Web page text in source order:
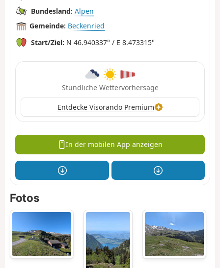
Bundesland: Alpen
Gemeinde: Beckenried
Start/Ziel: N 46.940337° / E 8.473315°
Stündliche Wettervorhersage
Entdecke Visorando Premium
In der mobilen App anzeigen
Fotos